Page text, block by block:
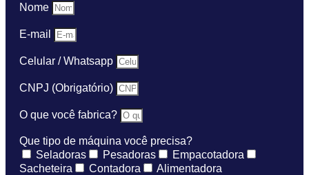
Nome
E-mail
Celular / Whatsapp
CNPJ (Obrigatório)
O que você fabrica?
Que tipo de máquina você precisa?
Seladoras
Pesadoras
Empacotadora
Sacheteira
Contadora Alimentadora